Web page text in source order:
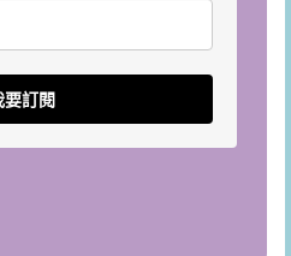
要訂閱